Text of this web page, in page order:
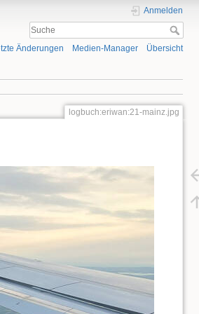
Anmelden
Änderungen Medien-Manager Übersicht
logbuch:eriwan:21-mainz.jpg